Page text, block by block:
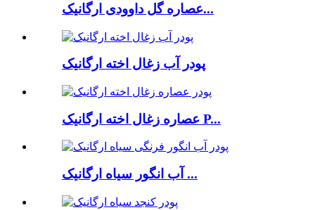
عصاره گل داوودی ارگانیک...
پودر آب زغال اخته ارگانیک
عصاره زغال اخته ارگانیک P...
آب انگور سیاه ارگانیک ...